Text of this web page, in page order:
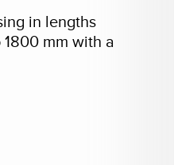
in lengths
mm with a